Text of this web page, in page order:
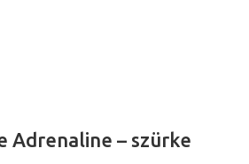
Adrenaline – szürke